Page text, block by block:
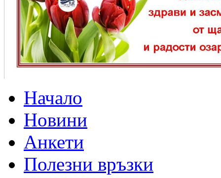
Начало
Новини
Анкети
Полезни връзки